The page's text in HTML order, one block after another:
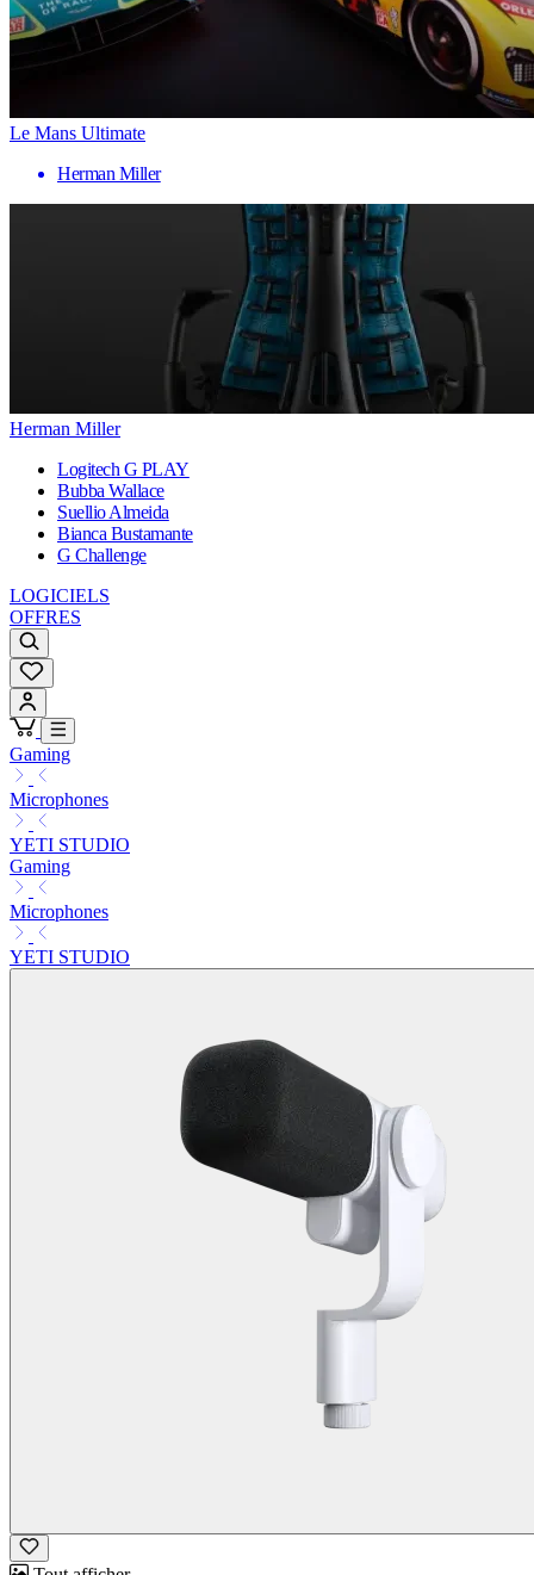
Le Mans Ultimate
Herman Miller
Herman Miller
Logitech G PLAY
Bubba Wallace
Suellio Almeida
Bianca Bustamante
G Challenge
LOGICIELS
OFFRES
Gaming
Microphones
YETI STUDIO
Gaming
Microphones
YETI STUDIO